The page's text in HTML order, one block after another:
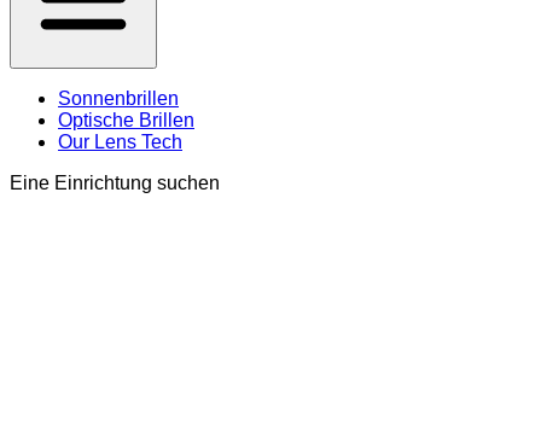
Sonnenbrillen
Optische Brillen
Our Lens Tech
Eine Einrichtung suchen